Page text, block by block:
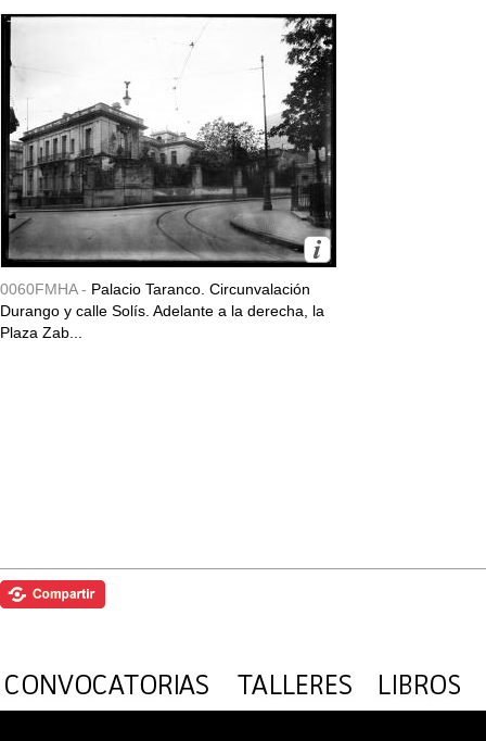
0060FMHA - Palacio Taranco. Circunvalación
Durango y calle Solís. Adelante a la derecha, la
Plaza Zab...